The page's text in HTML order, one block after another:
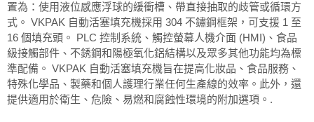
置為：使用液位感應浮球的緩衝槽、帶直接抽取的歧管或循環方
式。 VKPAK 自動活塞填充機採用 304 不鏽鋼框架，可支援 1 至
16 個填充頭。 PLC 控制系統、觸控螢幕人機介面 (HMI)、食品
級接觸部件、不銹鋼和陽極氧化鋁結構以及眾多其他功能均為標
準配備。 VKPAK 自動活塞填充機旨在提高化妝品、食品服務、
特殊化學品、製藥和個人護理行業任何生產線的效率。此外，還
提供適用於衛生、危險、易燃和腐蝕性環境的附加選項。.